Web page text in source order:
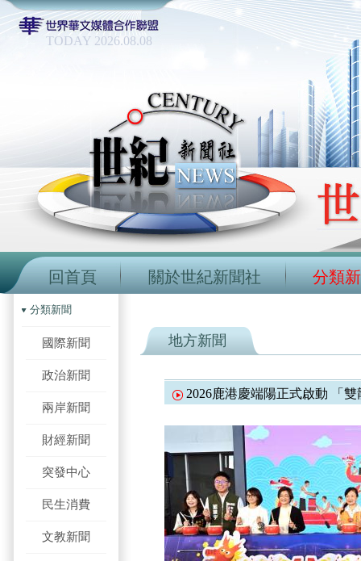
TODAY 2026.08.08
回首頁 關於世紀新聞社 分類
分類新聞
國際新聞
政治新聞
兩岸新聞
財經新聞
突發中心
民生消費
文教新聞
地方新聞
2026鹿港慶端陽正式啟動 「